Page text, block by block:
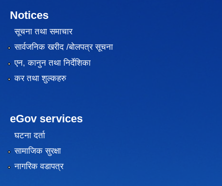
Notices
सूचना तथा समाचार
सार्वजनिक खरीद /बोलपत्र सूचना
एन, कानुन तथा निर्देशिका
कर तथा शुल्कहरु
eGov services
घटना दर्ता
सामाजिक सुरक्षा
नागरिक वडापत्र